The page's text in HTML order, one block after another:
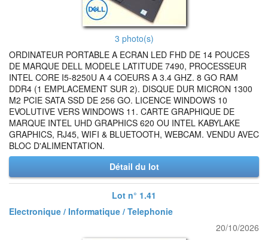
3 photo(s)
ORDINATEUR PORTABLE A ECRAN LED FHD DE 14 POUCES
DE MARQUE DELL MODELE LATITUDE 7490, PROCESSEUR
INTEL CORE I5-8250U A 4 COEURS A 3.4 GHZ. 8 GO RAM
DDR4 (1 EMPLACEMENT SUR 2). DISQUE DUR MICRON 1300
M2 PCIE SATA SSD DE 256 GO. LICENCE WINDOWS 10
EVOLUTIVE VERS WINDOWS 11. CARTE GRAPHIQUE DE
MARQUE INTEL UHD GRAPHICS 620 OU INTEL KABYLAKE
GRAPHICS, RJ45, WIFI & BLUETOOTH, WEBCAM. VENDU AVEC
BLOC D'ALIMENTATION.
Détail du lot
Lot n° 1.41
Electronique / Informatique / Telephonie
20/10/2026